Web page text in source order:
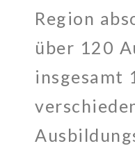
Region
über 120
insgesamt